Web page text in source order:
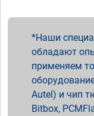
Наши
обладают
применяем
Autel) и чип
Bitbox,